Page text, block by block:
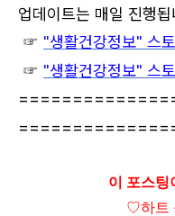
업데이트는 매일 진행됩
☞ "생활건강정보" 스
☞ "생활건강정보" 스
이 포스팅
♡하트